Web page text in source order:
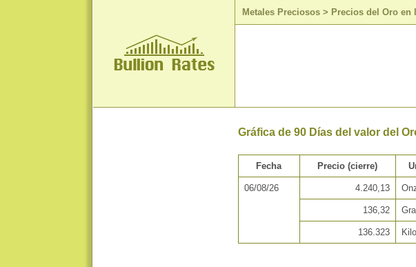
Metales Preciosos > Precios del Oro en
Gráfica de 90 Días del valor del
Fecha Precio (cierre)
06/08/26 4.240,13
136,32
136.323 Kilo